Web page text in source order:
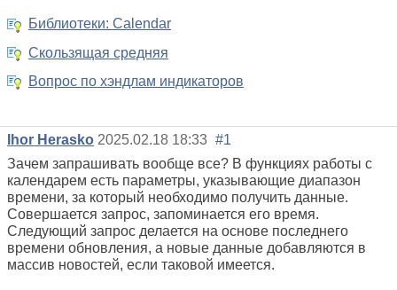
Библиотеки: Calendar
Скользящая средняя
Вопрос по хэндлам индикаторов
Ihor Herasko 2025.02.18 18:33 #1
Зачем запрашивать вообще все? В функциях работы с
календарем есть параметры, указывающие диапазон
времени, за который необходимо получить данные.
Совершается запрос, запоминается его время.
Следующий запрос делается на основе последнего
времени обновления, а новые данные добавляются в
массив новостей, если таковой имеется.